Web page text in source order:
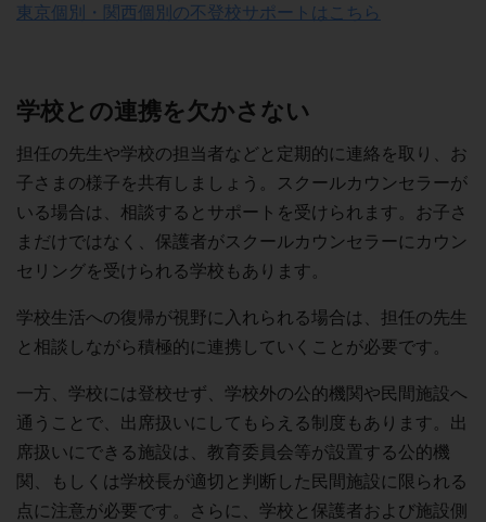
東京個別・関西個別の不登校サポートはこちら
学校との連携を欠かさない
担任の先生や学校の担当者などと定期的に連絡を取り、お
子さまの様子を共有しましょう。スクールカウンセラーが
いる場合は、相談するとサポートを受けられます。お子さ
まだけではなく、保護者がスクールカウンセラーにカウン
セリングを受けられる学校もあります。
学校生活への復帰が視野に入れられる場合は、担任の先生
と相談しながら積極的に連携していくことが必要です。
一方、学校には登校せず、学校外の公的機関や民間施設へ
通うことで、出席扱いにしてもらえる制度もあります。出
席扱いにできる施設は、教育委員会等が設置する公的機
関、もしくは学校長が適切と判断した民間施設に限られる
点に注意が必要です。さらに、学校と保護者および施設側